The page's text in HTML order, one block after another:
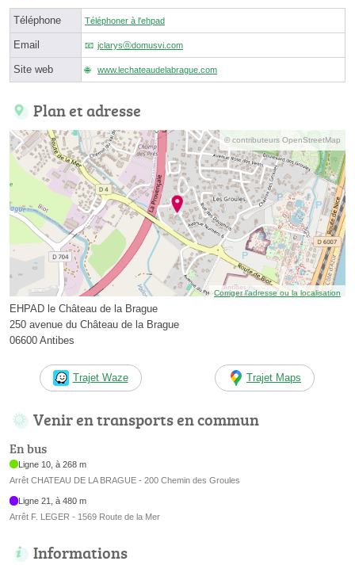
Téléphone Téléphoner à l'ehpad
Email jclarysⓐdomusvi.com
Site web www.lechateaudelabrague.com
Plan et adresse
© contributeurs OpenStreetMap
Corriger l’adresse ou la localisation
EHPAD le Château de la Brague
250 avenue du Château de la Brague
06600 Antibes
Trajet Waze Trajet Maps
Venir en transports en commun
En bus
Ligne 10, à 268 m
Arrêt CHATEAU DE LA BRAGUE - 200 Chemin des Groules
Ligne 21, à 480 m
Arrêt F. LEGER - 1569 Route de la Mer
Informations